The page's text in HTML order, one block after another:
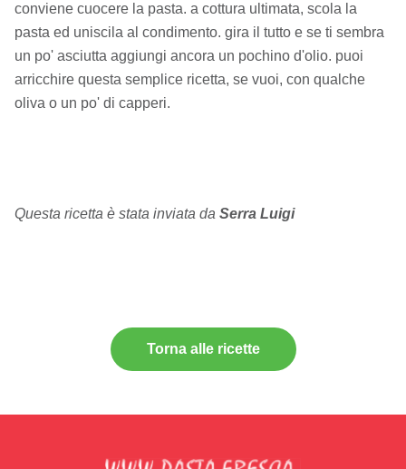
conviene cuocere la pasta. a cottura ultimata, scola la
pasta ed uniscila al condimento. gira il tutto e se ti sembra
un po' asciutta aggiungi ancora un pochino d'olio. puoi
arricchire questa semplice ricetta, se vuoi, con qualche
oliva o un po' di capperi.
Questa ricetta è stata inviata da Serra Luigi
Torna alle ricette